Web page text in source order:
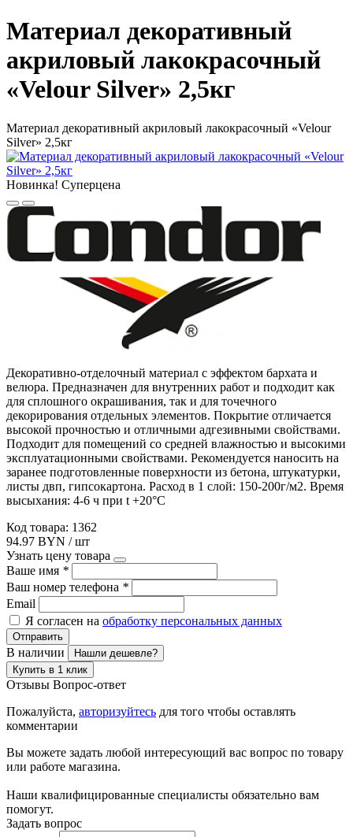
Материал декоративный
акриловый лакокрасочный
«Velour Silver» 2,5кг
Материал декоративный акриловый лакокрасочный «Velour
Silver» 2,5кг
Новинка! Суперцена
Декоративно-отделочный материал c эффектом бархата и
велюра. Предназначен для внутренних работ и подходит как
для сплошного окрашивания, так и для точечного
декорирования отдельных элементов. Покрытие отличается
высокой прочностью и отличными адгезивными свойствами.
Подходит для помещений со средней влажностью и высокими
эксплуатационными свойствами. Рекомендуется наносить на
заранее подготовленные поверхности из бетона, штукатурки,
листы двп, гипсокартона. Расход в 1 слой: 150-200г/м2. Время
высыхания: 4-6 ч при t +20°С
Код товара: 1362
94.97 BYN / шт
Узнать цену товара
Ваше имя *
Ваш номер телефона *
Email
Я согласен на обработку персональных данных
Отправить
В наличии
Нашли дешевле?
Купить в 1 клик
Отзывы Вопрос-ответ
Пожалуйста, авторизуйтесь для того чтобы оставлять
комментарии
Вы можете задать любой интересующий вас вопрос по товару
или работе магазина.
Наши квалифицированные специалисты обязательно вам
помогут.
Задать вопрос